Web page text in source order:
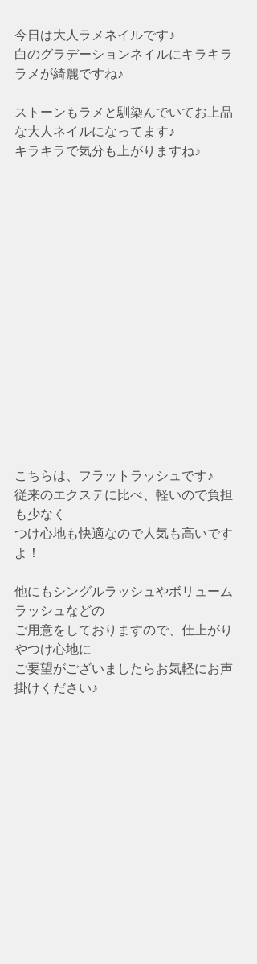
今日は大人ラメネイルです♪
白のグラデーションネイルにキラキラ
ラメが綺麗ですね♪
ストーンもラメと馴染んでいてお上品
な大人ネイルになってます♪
キラキラで気分も上がりますね♪
こちらは、フラットラッシュです♪
従来のエクステに比べ、軽いので負担
も少なく
つけ心地も快適なので人気も高いです
よ！
他にもシングルラッシュやボリューム
ラッシュなどの
ご用意をしておりますので、仕上がり
やつけ心地に
ご要望がございましたらお気軽にお声
掛けください♪